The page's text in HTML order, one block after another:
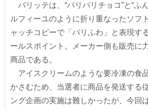
パリッテは、“パリパリチョコ”と“ふ
ルフィーユのように折り重なったソフ
ャッチコピーで「パリふわ」と表現す
ールスポイント。メーカー側も販売に
商品である。
アイスクリームのような要冷凍の食
かさむため、当選者に商品を発送する
ング企画の実施は難しかったが、今回